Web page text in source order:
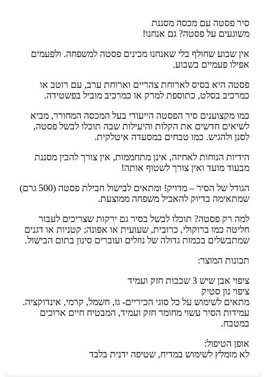
סיר פסטה עם מכסה מסננת
משוגעים על פסטה? גם אנחנו!
אין שבוע שחולף בלי שאנחנו מכינים פסטה למשפחה. ולפעמים
אפילו פעמיים בשבוע.
פסטה היא בסיס לארוחת צהריים וארוחת ערב, עם רוטב או
כמרכיב בסלט, כתוספת למרק או כמרכיב מוביל בפשטידה.
כמו מקצוענים סיר הפסטה הייעודי בעל המכסה המחורר, מביא
לשיאים חדשים את הקלות והיעילות שבה תוכלו לבשל פסטה,
לסנן ולהגיש. כמו טבחים במסעדה איטלקית.
הידיות הנוחות לאחיזה, אינן מתחממות, אין צורך להכין מסננת
מבעוד מועד ואין צורך לשטוף אותה!
הגודל של הסיר – מדויק! ומתאים לבישול חבילת פסטה (500 גרם)
שמתאימה בדיוק להאכיל משפחה ממוצעת.
למה רק פסטה? תוכלו לבשל בסיר גם ירקות שצריכים לעבור
חליטה כמו ברוקולי, כרובית, שעועית או אפונה; קטניות או דגנים
שמתבשלים בכמות גדולה של נוזלים ועוברים סינון בתום הבישול.
תכונות המוצר:
ציפוי אבן שיש 3 שכבות חזק ועמיד
ציפוי נון סטיק
מתאים לשימוש על כל סוגי הכיריים- גז, חשמל, קרמי, אינדוקציה.
עמידות הסיר עשוי מחומר חזק ועמיד, המבטיח חיים ארוכים
במטבח.
אופן הטיפול:
לא מומלץ לשימוש במדיח, שטיפה ידנית בלבד